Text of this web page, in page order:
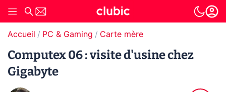
Accueil PC & Gaming Carte mère
Computex 06 : visite d'usine chez
Gigabyte